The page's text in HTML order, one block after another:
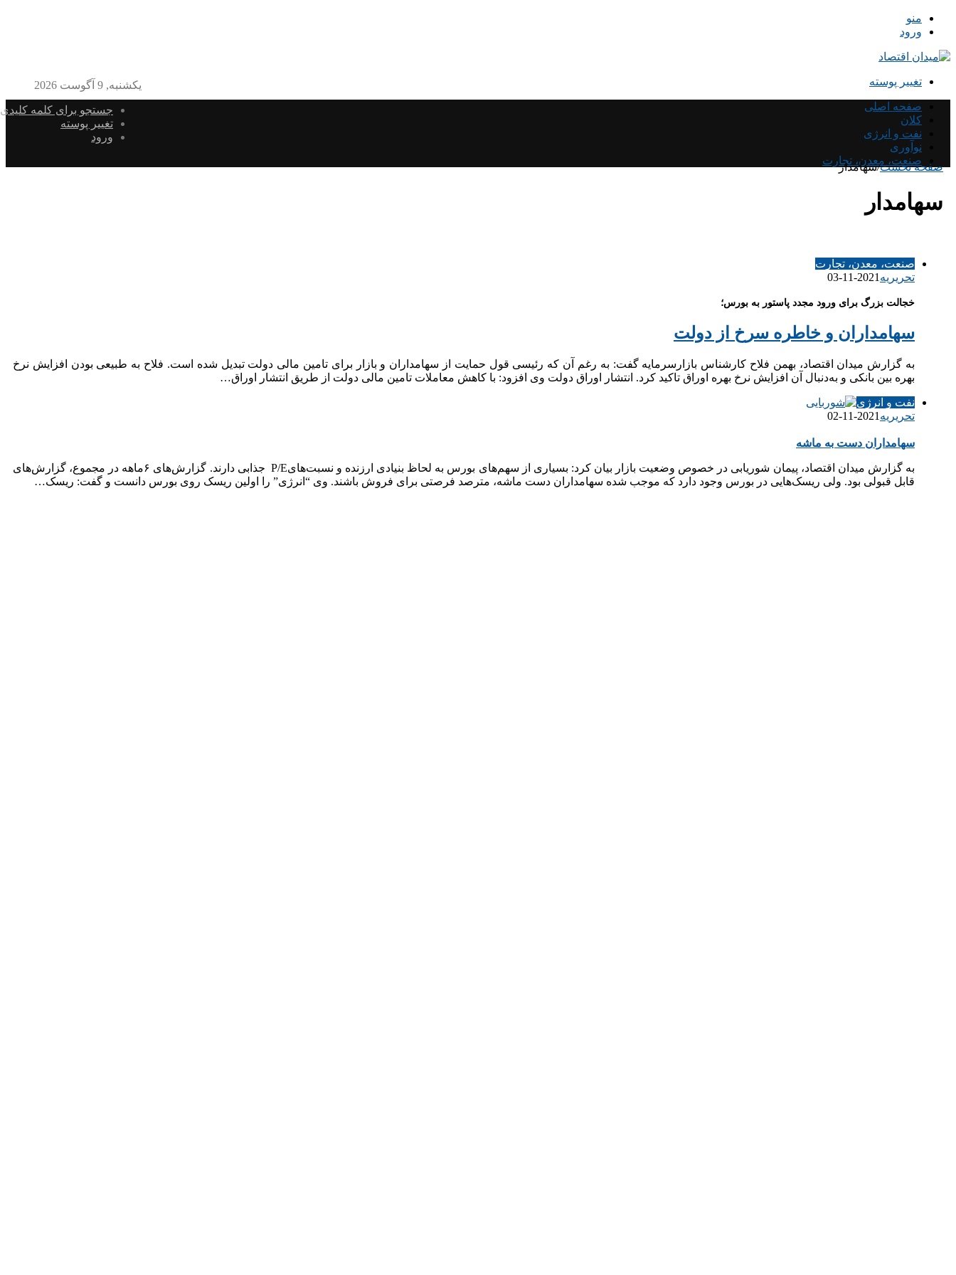
منو
ورود
تغییر پوسته
صفحه اصلی
کلان
نفت و انرژی
نوآوری
صنعت، معدن، تجارت
یکشنبه, 9 آگوست 2026
جستجو برای کلمه کلیدی
تغییر پوسته
ورود
صفحه نخست/سهامدار
سهامدار
صنعت، معدن، تجارت
تحریریه 2021-11-03
خجالت بزرگ برای ورود مجدد پاستور به بورس؛
سهامداران و خاطره سرخ از دولت
به گزارش میدان اقتصاد، بهمن فلاح کارشناس بازارسرمایه گفت: به رغم آن که رئیسی قول حمایت از سهامداران و بازار برای تامین مالی دولت تبدیل شده است. فلاح به طبیعی بودن افزایش نرخ
بهره بین بانکی و به‌دنبال آن افزایش نرخ بهره اوراق تاکید کرد. انتشار اوراق دولت وی افزود: با کاهش معاملات تامین مالی دولت از طریق انتشار اوراق…
نفت و انرژی
تحریریه 2021-11-02
سهامداران دست به ماشه
به گزارش میدان اقتصاد، پیمان شوریابی در خصوص وضعیت بازار بیان کرد: بسیاری از سهم‌های بورس به لحاظ بنیادی ارزنده و نسبت‌هایP/E جذابی دارند. گزارش‌های ۶ماهه در مجموع، گزارش‌های
قابل قبولی بود. ولی ریسک‌هایی در بورس وجود دارد که موجب شده سهامداران دست ماشه، مترصد فرصتی برای فروش باشند. وی “انرژی” را اولین ریسک روی بورس دانست و گفت: ریسک…